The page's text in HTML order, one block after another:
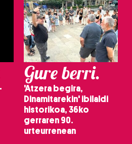
Gure berri.
'Atzera begira,
Dinamitarekin' ibilaldi
historikoa, 36ko
gerraren 90.
urteurrenean